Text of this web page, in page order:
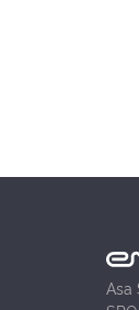
Asa